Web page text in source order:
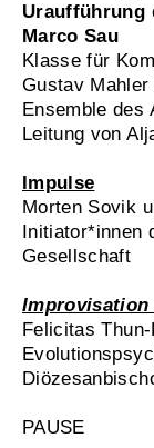
Uraufführung
Marco Sau
Klasse für
Gustav
Ensemble des
Leitung von
Impulse
Morten Sovik
Initiator*innen
Gesellschaft
Improvisation
Felicitas
PAUSE